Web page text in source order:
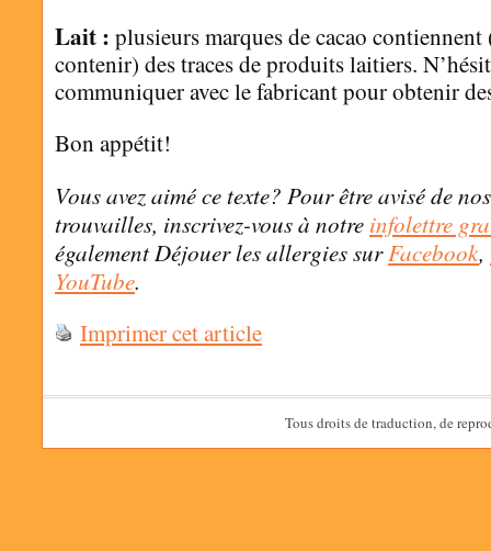
Lait : plusieurs marques de cacao
contenir) des traces de produits laitiers.
communiquer avec le fabricant pour obtenir
Bon appétit!
Vous avez aimé ce texte? Pour être avisé de
trouvailles, inscrivez-vous à notre infolettre
également Déjouer les allergies surFacebook,
YouTube.
Imprimer cet article
Tous droits de traduction, de